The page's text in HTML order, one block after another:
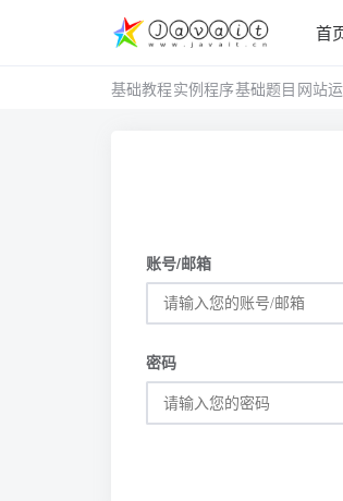
首
基础教程实例程序基础题目 网站
账号/邮箱
密码